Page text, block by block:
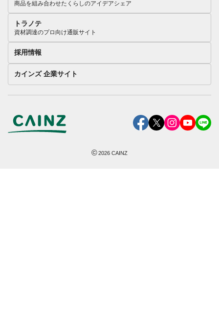
商品を組み合わせたくらしのアイデアシェア
トラノテ
資材調達のプロ向け通販サイト
採用情報
カインズ 企業サイト
©2026 CAINZ